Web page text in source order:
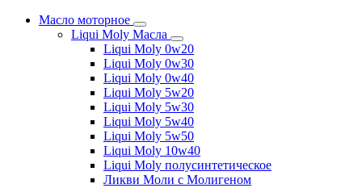
Масло моторное
Liqui Moly Масла
Liqui Moly 0w20
Liqui Moly 0w30
Liqui Moly 0w40
Liqui Moly 5w20
Liqui Moly 5w30
Liqui Moly 5w40
Liqui Moly 5w50
Liqui Moly 10w40
Liqui Moly полусинтетическое
Ликви Моли с Молигеном